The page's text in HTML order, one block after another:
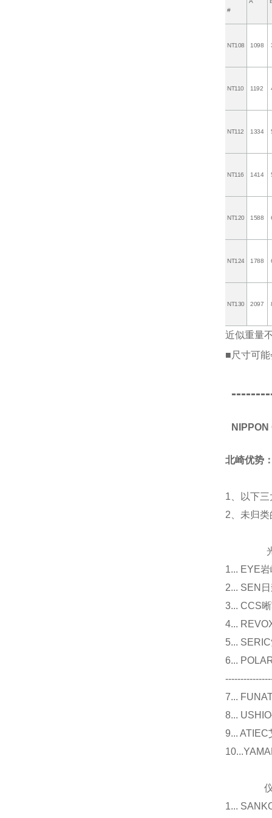
#
NT108 1098
NT110 1192
NT112 1334
NT116 1414
NT120 1588
NT124 1788
NT130 2097
近似重量
■尺寸可
北崎优势
1、以下
2、未归
光源
1... EYE
2... SEN
3... CCS
4...
5...
6...
7...
8...
9...
仪器
1...